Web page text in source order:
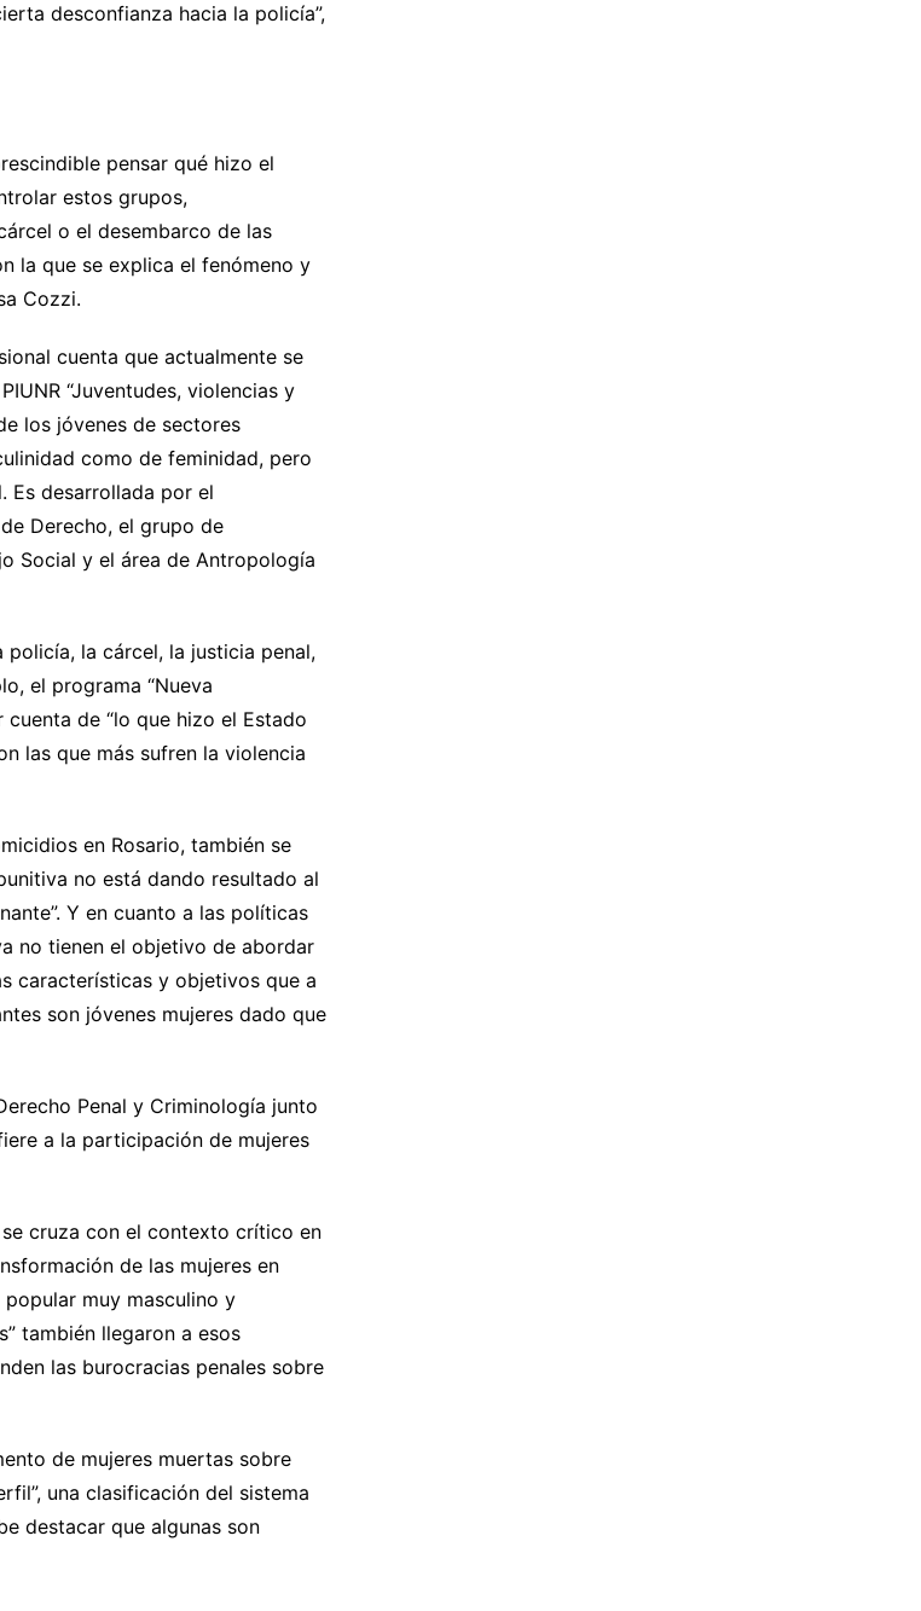
desconfianza hacia la policía”,
pensar qué hizo el
estos grupos,
o el desembarco de las
la que se explica el fenómeno y
Cozzi.
cuenta que actualmente se
“Juventudes, violencias y
los jóvenes de sectores
como de feminidad, pero
Es desarrollada por el
Derecho, el grupo de
Social y el área de Antropología
la cárcel, la justicia penal,
el programa “Nueva
cuenta de “lo que hizo el Estado
las que más sufren la violencia
en Rosario, también se
no está dando resultado al
Y en cuanto a las políticas
no tienen el objetivo de abordar
características y objetivos que a
son jóvenes mujeres dado que
Penal y Criminología junto
a la participación de mujeres
cruza con el contexto crítico en
de las mujeres en
muy masculino y
también llegaron a esos
las burocracias penales sobre
de mujeres muertas sobre
una clasificación del sistema
destacar que algunas son